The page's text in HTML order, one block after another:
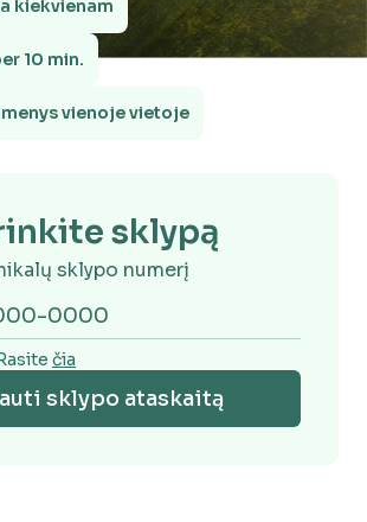
kiekvienam
10 min.
vienoje vietoje
sklypą
sklypo numerį
čia
sklypo ataskaitą